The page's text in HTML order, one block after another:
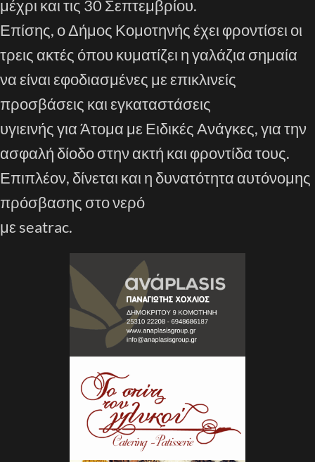
μέχρι και τις 30 Σεπτεμβρίου.
Επίσης, ο Δήμος Κομοτηνής έχει φροντίσει οι
τρεις ακτές όπου κυματίζει η γαλάζια σημαία
να είναι εφοδιασμένες με επικλινείς
προσβάσεις και εγκαταστάσεις
υγιεινής για Άτομα με Ειδικές Ανάγκες, για την
ασφαλή δίοδο στην ακτή και φροντίδα τους.
Επιπλέον, δίνεται και η δυνατότητα αυτόνομης
πρόσβασης στο νερό
με seatrac.